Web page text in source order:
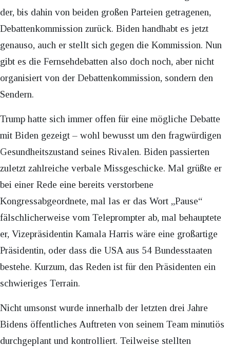
der, bis dahin von beiden großen Parteien getragenen,
Debattenkommission zurück. Biden handhabt es jetzt
genauso, auch er stellt sich gegen die Kommission. Nun
gibt es die Fernsehdebatten also doch noch, aber nicht
organisiert von der Debattenkommission, sondern den
Sendern.
Trump hatte sich immer offen für eine mögliche Debatte
mit Biden gezeigt – wohl bewusst um den fragwürdigen
Gesundheitszustand seines Rivalen. Biden passierten
zuletzt zahlreiche verbale Missgeschicke. Mal grüßte er
bei einer Rede eine bereits verstorbene
Kongressabgeordnete, mal las er das Wort „Pause“
fälschlicherweise vom Teleprompter ab, mal behauptete
er, Vizepräsidentin Kamala Harris wäre eine großartige
Präsidentin, oder dass die USA aus 54 Bundesstaaten
bestehe. Kurzum, das Reden ist für den Präsidenten ein
schwieriges Terrain.
Nicht umsonst wurde innerhalb der letzten drei Jahre
Bidens öffentliches Auftreten von seinem Team minutiös
durchgeplant und kontrolliert. Teilweise stellten